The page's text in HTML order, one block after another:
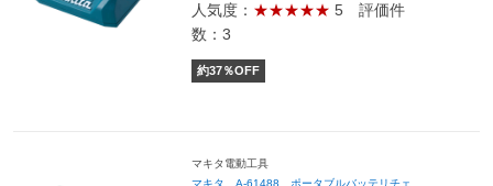
人気度： ★★★★★ 5 評価件
数：3
約37％OFF
マキタ電動工具
マキタ A-61488 ポータブルバッテリチェ